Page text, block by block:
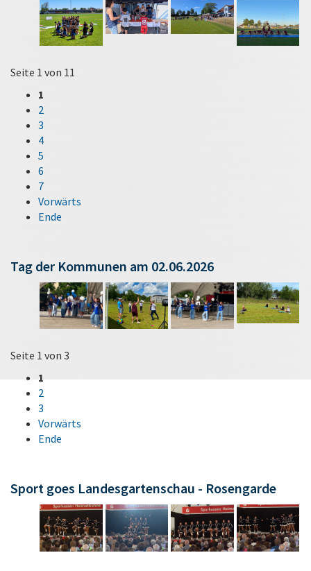
Seite 1 von 11
1
2
3
4
5
6
7
Vorwärts
Ende
Tag der Kommunen am 02.06.2026
Seite 1 von 3
1
2
3
Vorwärts
Ende
Sport goes Landesgartenschau - Rosengarde